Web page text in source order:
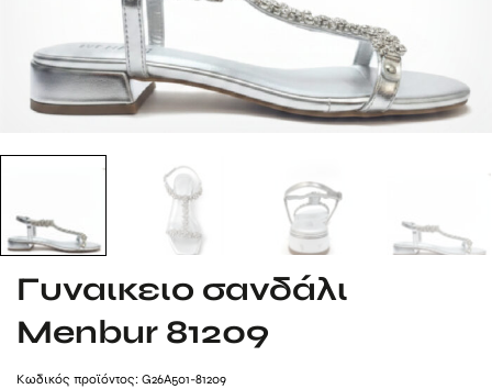
Γυναικειο σανδάλι
Menbur 81209
Kωδικός προϊόντος: G26A501-81209